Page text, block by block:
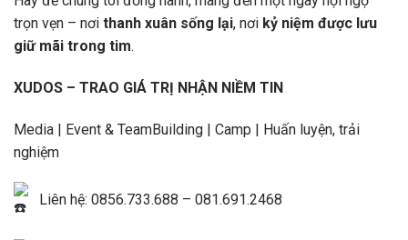
trọn vẹn – nơi thanh xuân sống lại, nơi kỷ niệm được lưu
giữ mãi trong tim.
XUDOS – TRAO GIÁ TRỊ NHẬN NIỀM TIN
Media | Event & TeamBuilding | Camp | Huấn luyện, trải
nghiệm
Liên hệ: 0856.733.688 – 081.691.2468